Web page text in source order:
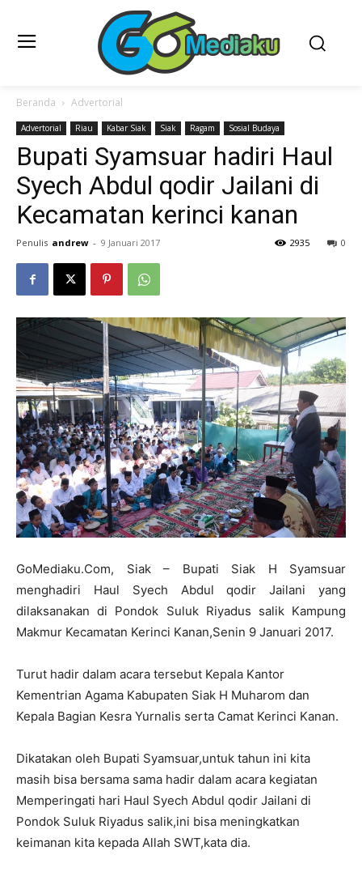
Beranda Advertorial
Advertorial Riau Kabar Siak Siak Ragam Sosial Budaya
Bupati Syamsuar hadiri Haul
Syech Abdul qodir Jailani di
Kecamatan kerinci kanan
Penulis andrew - 9 Januari 2017 0
2935
GoMediaku.Com, Siak – Bupati Siak H Syamsuar
menghadiri Haul Syech Abdul qodir Jailani yang
dilaksanakan di Pondok Suluk Riyadus salik Kampung
Makmur Kecamatan Kerinci Kanan,Senin 9 Januari 2017.
Turut hadir dalam acara tersebut Kepala Kantor
Kementrian Agama Kabupaten Siak H Muharom dan
Kepala Bagian Kesra Yurnalis serta Camat Kerinci Kanan.
Dikatakan oleh Bupati Syamsuar,untuk tahun ini kita
masih bisa bersama sama hadir dalam acara kegiatan
Memperingati hari Haul Syech Abdul qodir Jailani di
Pondok Suluk Riyadus salik,ini bisa meningkatkan
keimanan kita kepada Allah SWT,kata dia.